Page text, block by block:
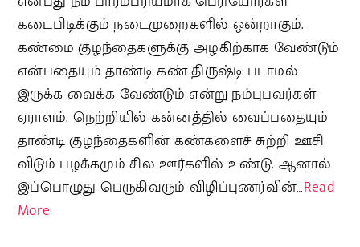
கடைபிடிக்கும் நடைமுறைகளில் ஒன்றாகும்.
கண்மை குழந்தைகளுக்கு அழகிற்காக வேண்டும்
என்பதையும் தாண்டி கண் திருஷ்டி படாமல்
இருக்க வைக்க வேண்டும் என்று நம்புபவர்கள்
ஏராளம். நெற்றியில் கன்னத்தில் வைப்பதையும்
தாண்டி குழந்தைகளின் கண்களைச் சுற்றி ஊசி
விடும் பழக்கமும் சில ஊர்களில் உண்டு. ஆனால்
இப்பொழுது பெருகிவரும் விழிப்புணர்வின்…Read
More